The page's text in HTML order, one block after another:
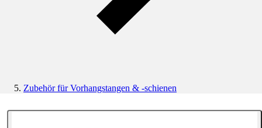
Zubehör für Vorhangstangen & -schienen